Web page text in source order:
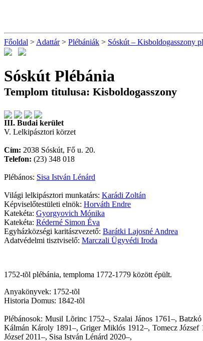
Főoldal > Adattár> Plébániák > Sóskút – Kisboldogasszony
Sóskút Plébánia
Templom titulusa: Kisboldogasszony
III. Budai kerület
V. Lelkipásztori körzet
Cím: 2038 Sóskút, Fő u. 20.
Telefon: (23) 348 018
Plébános: Sisa István Lénárd
Világi lelkipásztori munkatárs: Karádi Zoltán
Képviselőtestületi elnök: Horváth Endre
Katekéta: Gyorgyovich Mónika
Katekéta: Réderné Simon Éva
Egyházközségi karitászvezető: Barátki Lajosné Andrea
Adatvédelmi tisztviselő: Marczali Ügyvédi Iroda
1752-tõl plébánia, temploma 1772-1779 között épült.
Anyakönyvek: 1752-tõl
Historia Domus: 1842-tõl
Plébánosok: Musil Lõrinc 1752–, Szalai János 1761–,
Kálmán Károly 1891–, Griger Miklós 1912–, Tomecz
József 2011–, Sisa István Lénárd 2020–,